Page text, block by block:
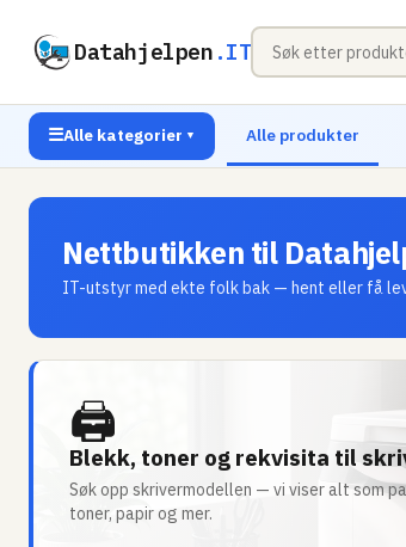
Datahjelpen .IT
☰Alle kategorier ▼ Alle produkter
Nettbutikken til
IT-utstyr med ekte folk bak — hent eller få
🖨
Blekk, toner og rekvisita til
Søk opp skrivermodellen — vi viser alt som
toner, papir og mer.